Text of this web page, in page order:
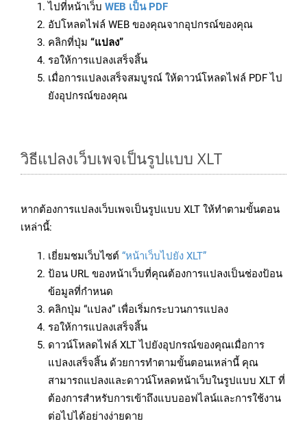
ไปที่หน้าเว็บ WEB เป็น PDF
อัปโหลดไฟล์ WEB ของคุณจากอุปกรณ์ของคุณ
คลิกที่ปุ่ม “แปลง”
รอให้การแปลงเสร็จสิ้น
เมื่อการแปลงเสร็จสมบูรณ์ ให้ดาวน์โหลดไฟล์ PDF ไป
ยังอุปกรณ์ของคุณ
วิธีแปลงเว็บเพจเป็นรูปแบบ XLT
หากต้องการแปลงเว็บเพจเป็นรูปแบบ XLT ให้ทำตามขั้นตอน
เหล่านี้:
เยี่ยมชมเว็บไซต์ “หน้าเว็บไปยัง XLT”
ป้อน URL ของหน้าเว็บที่คุณต้องการแปลงเป็นช่องป้อน
ข้อมูลที่กำหนด
คลิกปุ่ม “แปลง” เพื่อเริ่มกระบวนการแปลง
รอให้การแปลงเสร็จสิ้น
ดาวน์โหลดไฟล์ XLT ไปยังอุปกรณ์ของคุณเมื่อการ
แปลงเสร็จสิ้น ด้วยการทำตามขั้นตอนเหล่านี้ คุณ
สามารถแปลงและดาวน์โหลดหน้าเว็บในรูปแบบ XLT ที่
ต้องการสำหรับการเข้าถึงแบบออฟไลน์และการใช้งาน
ต่อไปได้อย่างง่ายดาย